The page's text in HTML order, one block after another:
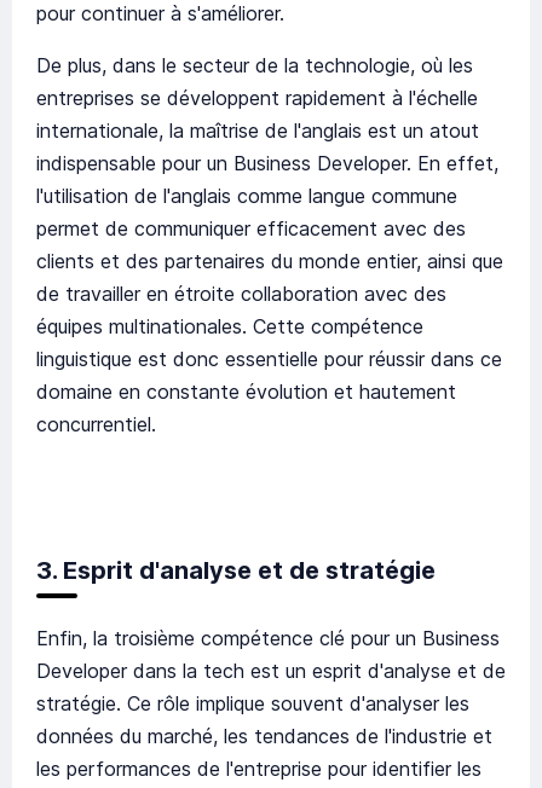
pour continuer à s'améliorer.
De plus, dans le secteur de la technologie, où les
entreprises se développent rapidement à l'échelle
internationale, la maîtrise de l'anglais est un atout
indispensable pour un Business Developer. En effet,
l'utilisation de l'anglais comme langue commune
permet de communiquer efficacement avec des
clients et des partenaires du monde entier, ainsi que
de travailler en étroite collaboration avec des
équipes multinationales. Cette compétence
linguistique est donc essentielle pour réussir dans ce
domaine en constante évolution et hautement
concurrentiel.
3. Esprit d'analyse et de stratégie
Enfin, la troisième compétence clé pour un Business
Developer dans la tech est un esprit d'analyse et de
stratégie. Ce rôle implique souvent d'analyser les
données du marché, les tendances de l'industrie et
les performances de l'entreprise pour identifier les